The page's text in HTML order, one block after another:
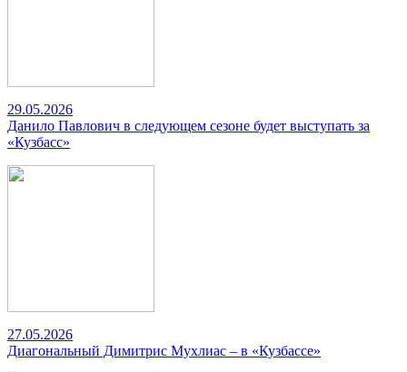
29.05.2026
Данило Павлович в следующем сезоне будет выступать за
«Кузбасс»
27.05.2026
Диагональный Димитрис Мухлиас – в «Кузбассе»